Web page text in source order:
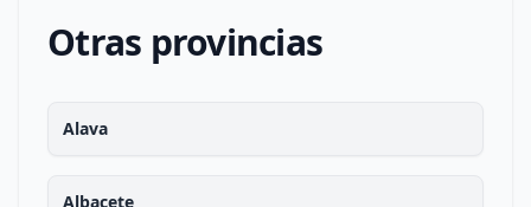
Otras provincias
Alava
Albacete